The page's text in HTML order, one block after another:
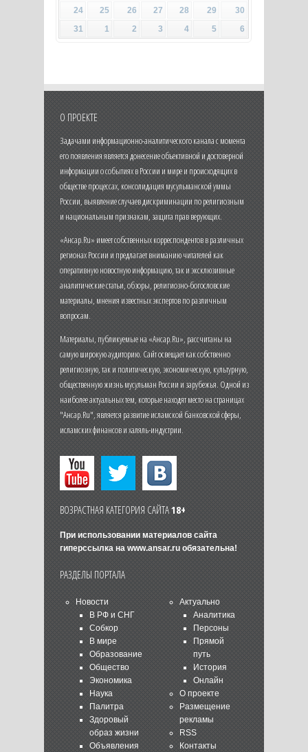
24
25 26 27 28 29
30
31
1 2 3 4 5 6
О ПРОЕКТЕ
Задачами информационно-аналитического канала с момента
его появления является донесение объективной и достоверной
информации о событиях в России и мире и происходящих в
обществе процессах, консолидация мусульманской уммы
России, выявление случаев дискриминации по религиозным
и национальным признакам, защита прав верующих.
«Ансар.Ru» имеет собственных корреспондентов в различных
регионах России и предлагает вниманию читателей как
оперативную новостную информацию, так и эксклюзивные
аналитические статьи, обзоры, религиозно-богословские
материалы, мнения известных экспертов по различным
вопросам.
Материалы, публикуемые на «Ансар.Ru», рассчитаны на
самую широкую аудиторию. Сайт освещает как собственно
религиозную, так и политическую, экономическую, культурную,
общественную жизнь мусульман России и зарубежья. Одной из
наиболее актуальных тем, которые находят место на страницах
"Ансар.Ru", является развитие исламской банковской сферы,
исламских финансов и халяль-индустрии.
ВОЗРАСТНАЯ КАТЕГОРИЯ САЙТА18+
При использовании материалов сайта
гиперссылка на www.ansar.ruобязательна!
РАЗДЕЛЫ ПОРТАЛА
Новости
В РФ и СНГ
Собкор
В мире
Образование
Общество
Экономика
Наука
Палитра
Здоровый
образ жизни
Объявления
Актуально
Аналитика
Персоны
Прямой
путь
История
Онлайн
О проекте
Размещение
рекламы
RSS
Контакты